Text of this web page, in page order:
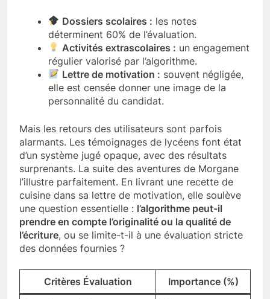
Dossiers scolaires : les notes
déterminent 60% de l’évaluation.
Activités extrascolaires : un engagement
régulier valorisé par l’algorithme.
Lettre de motivation : souvent négligée,
elle est censée donner une image de la
personnalité du candidat.
Mais les retours des utilisateurs sont parfois
alarmants. Les témoignages de lycéens font état
d’un système jugé opaque, avec des résultats
surprenants. La suite des aventures de Morgane
l’illustre parfaitement. En livrant une recette de
cuisine dans sa lettre de motivation, elle soulève
une question essentielle : l’algorithme peut-il
prendre en compte l’originalité ou la qualité de
l’écriture, ou se limite-t-il à une évaluation stricte
des données fournies ?
Critères Évaluation Importance (%)